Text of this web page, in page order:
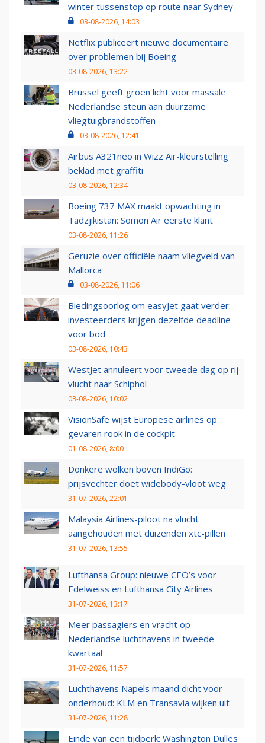
winter tussenstop op route naar Sydney
03-08-2026, 14:03
Netflix publiceert nieuwe documentaire
over problemen bij Boeing
03-08-2026, 13:22
Brussel geeft groen licht voor massale
Nederlandse steun aan duurzame
vliegtuigbrandstoffen
03-08-2026, 12:41
Airbus A321neo in Wizz Air-kleurstelling
beklad met graffiti
03-08-2026, 12:34
Boeing 737 MAX maakt opwachting in
Tadzjikistan: Somon Air eerste klant
03-08-2026, 11:26
Geruzie over officiële naam vliegveld van
Mallorca
03-08-2026, 11:06
Biedingsoorlog om easyJet gaat verder:
investeerders krijgen dezelfde deadline
voor bod
03-08-2026, 10:43
WestJet annuleert voor tweede dag op rij
vlucht naar Schiphol
03-08-2026, 10:02
VisionSafe wijst Europese airlines op
gevaren rook in de cockpit
01-08-2026, 8:00
Donkere wolken boven IndiGo:
prijsvechter doet widebody-vloot weg
31-07-2026, 22:01
Malaysia Airlines-piloot na vlucht
aangehouden met duizenden xtc-pillen
31-07-2026, 13:55
Lufthansa Group: nieuwe CEO’s voor
Edelweiss en Lufthansa City Airlines
31-07-2026, 13:17
Meer passagiers en vracht op
Nederlandse luchthavens in tweede
kwartaal
31-07-2026, 11:57
Luchthavens Napels maand dicht voor
onderhoud: KLM en Transavia wijken uit
31-07-2026, 11:28
Einde van een tijdperk: Washington Dulles